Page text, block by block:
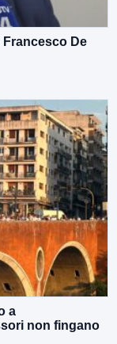
Francesco De
a
non fingano